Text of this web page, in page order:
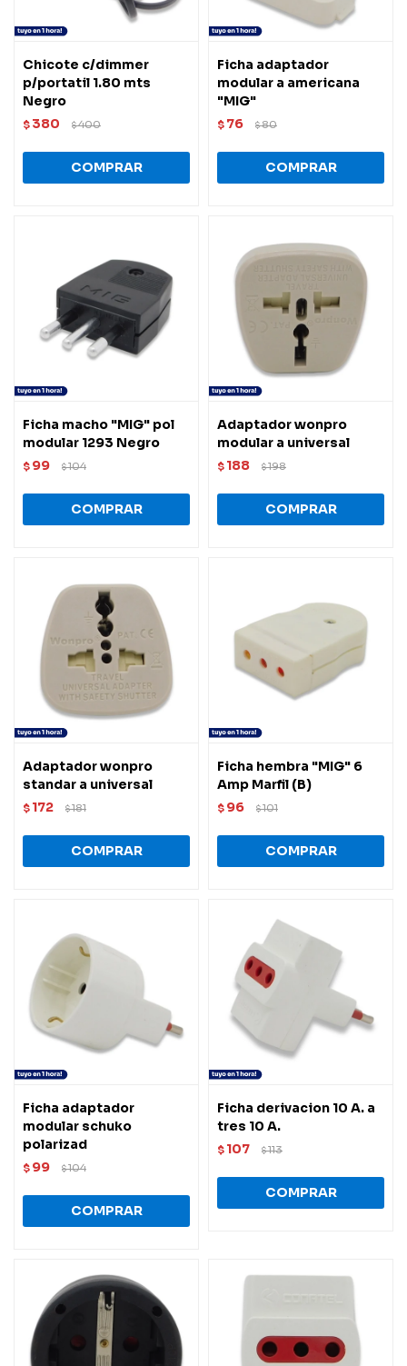
Chicote c/dimmer
p/portatil 1.80 mts
Negro
$ 380 $400
Ficha adaptador
modular a americana
"MIG"
$ 76 $80
Ficha macho "MIG" pol
modular 1293 Negro
$ 99 $104
Adaptador wonpro
modular a universal
$ 188 $198
Adaptador wonpro
standar a universal
$ 172 $181
Ficha hembra "MIG" 6
Amp Marfil (B)
$ 96 $101
Ficha adaptador
modular schuko
polarizad
$ 99 $104
Ficha derivacion 10 A. a
tres 10 A.
$ 107 $113